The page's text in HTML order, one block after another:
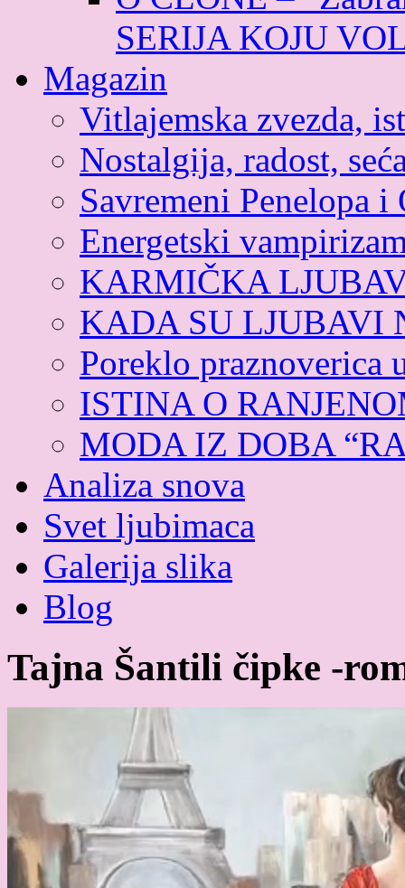
SERIJA KOJU
Magazin
Vitlajemska zvezda,
Nostalgija, radost,
Savremeni Penelopa i
Energetski
KARMIČKA
KADA SU LJUBAVI
Poreklo praznoverica
ISTINA O
MODA IZ DOBA
Analiza snova
Svet ljubimaca
Galerija slika
Blog
Tajna Šantili čipke -